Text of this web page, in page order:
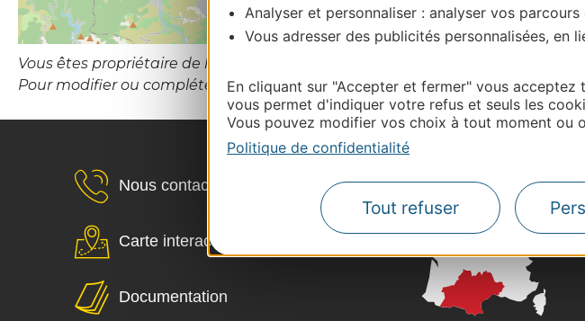
Analyser et personnaliser : analyser vos
Vous adresser des publicités personnalisées, en
En cliquant sur "Accepter et fermer" vous
vous permet d'indiquer votre refus et seuls les
Vous pouvez modifier vos choix à tout moment
Politique de confidentialité
Tout refuser
Vous êtes propriétaire de l’établissement ou le gestionnaire de cette activité?
Pour modifier ou compléter cette fiche, merci de contacter OT ST GUILHEM
Nous contacter
Carte interactive
Documentation